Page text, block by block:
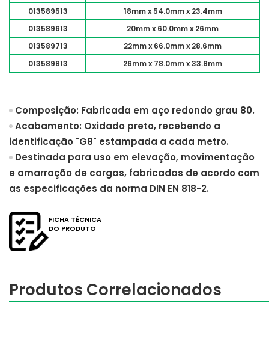
013589513
18mm x 54.0mm x 23.4mm
013589613
20mm x 60.0mm x 26mm
013589713
22mm x 66.0mm x 28.6mm
013589813
26mm x 78.0mm x 33.8mm
Composição: Fabricada em aço redondo grau 80.
Acabamento: Oxidado preto, recebendo a
identificação "G8" estampada a cada metro.
Destinada para uso em elevação, movimentação
e amarração de cargas, fabricadas de acordo com
as especificações da norma DIN EN 818-2.
FICHA TÉCNICA
DO PRODUTO
Produtos Correlacionados